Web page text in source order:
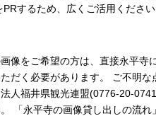
するため、広くご活用くださ
画像をご希望の方は、直接永平寺
だく必要があります。 ご不明な
人福井県観光連盟(0776-20-
「永平寺の画像貸し出しの流れ